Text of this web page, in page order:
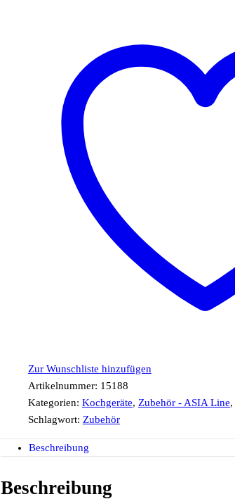
Zur Wunschliste hinzufügen
Artikelnummer: 15188
Kategorien: Kochgeräte, Zubehör - ASIA Line,
Schlagwort: Zubehör
Beschreibung
Beschreibung